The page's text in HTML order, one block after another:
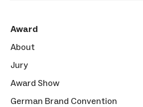
Award
About
Jury
Award Show
German Brand Convention